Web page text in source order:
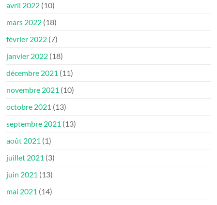
avril 2022 (10)
mars 2022 (18)
février 2022 (7)
janvier 2022 (18)
décembre 2021 (11)
novembre 2021 (10)
octobre 2021 (13)
septembre 2021 (13)
août 2021 (1)
juillet 2021 (3)
juin 2021 (13)
mai 2021 (14)